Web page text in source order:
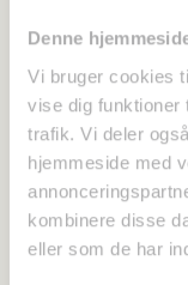
Denne
Vi bruger cookies
vise dig funktioner
trafik. Vi deler
hjemmeside med
kombinere disse
eller som de har
Navn*
E-mail*